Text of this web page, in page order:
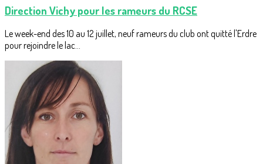
Direction Vichy pour les rameurs du RCSE
Le week-end des 10 au 12 juillet, neuf rameurs du club ont quitté l'Erdre
pour rejoindre le lac...